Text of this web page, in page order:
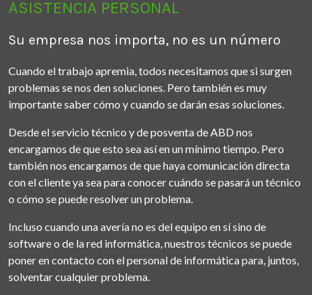
ASISTENCIA PERSONAL
Su empresa nos importa, no es un número
Cuando el trabajo apremia, todos necesitamos que si surgen
problemas se nos den soluciones. Pero también es muy
importante saber cómo y cuando se darán esas soluciones.
Desde el servicio técnico y de posventa de ABD nos
encargamos de que esto sea así en un mínimo tiempo. Pero
también nos encargamos de que haya comunicación directa
con el cliente ya sea para conocer cuándo se pasará un técnico
o cómo se puede resolver un problema.
Incluso cuando una avería no es del equipo en sí sino de
software o de la red informática, nuestros técnicos se puede
poner en contacto con el personal de informática para, juntos,
solventar cualquier problema.